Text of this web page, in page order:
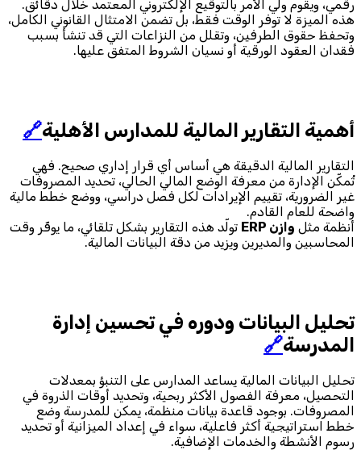
رقمي، ويقوم ولي الأمر بالتوقيع الإلكتروني المعتمد خلال دقائق.
هذه الميزة لا توفر الوقت فقط، بل تضمن الامتثال القانوني الكامل،
وتحفظ حقوق الطرفين، وتقلل من النزاعات التي قد تنشأ بسبب
فقدان العقود الورقية أو نسيان الشروط المتفق عليها.
أهمية التقارير المالية للمدارس الأهلية🔗
التقارير المالية الدقيقة هي أساس أي قرار إداري صحيح. فهي
تُمكّن الإدارة من معرفة الوضع المالي الحالي، تحديد المصروفات
غير الضرورية، تقييم الإيرادات لكل فصل دراسي، ووضع خطط مالية
واضحة للعام القادم.
أنظمة مثل وازن ERP
تولّد هذه التقارير بشكل تلقائي، ما يوفّر وقت
المحاسبين والمديرين ويزيد من دقة البيانات المالية.
تحليل البيانات ودوره في تحسين إدارة
المدرسة🔗
تحليل البيانات المالية يساعد المدارس على التنبؤ بمعدلات
التحصيل، معرفة الفصول الأكثر ربحية، وتحديد أوقات الذروة في
المصروفات. بوجود قاعدة بيانات منظمة، يمكن للمدرسة وضع
خطط استراتيجية أكثر فاعلية، سواء في إعداد الميزانية أو تحديد
رسوم الأنشطة والخدمات الإضافية.